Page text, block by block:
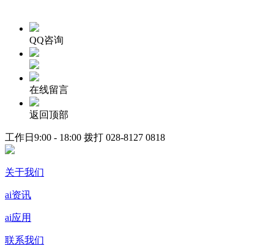
QQ咨询
在线留言
返回顶部
工作日9:00 - 18:00 拨打 028-8127 0818
关于我们
ai资讯
ai应用
联系我们